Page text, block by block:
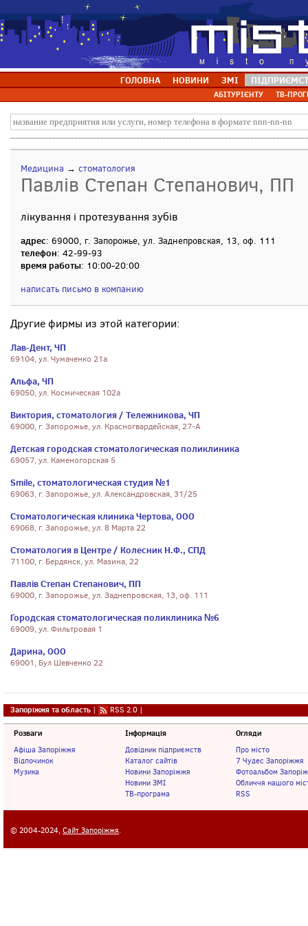
ГОЛОВНА НОВИНИ ЗМІ
АБІТУРІЄНТУ ТВ-
Медицина → стоматология
Павлів Степан Степанович, ПП
лікування і протезування зубів
адрес: 69000, г. Запорожье, ул. Заднепровская, 13, оф. 111
телефон: 42-99-93
время работы: 10:00-20:00
написать письмо в компанию
Другие фирмы из этой категории:
Лав-Дент, ЧП
69104, ул. Чумаченко 21а
Альфа, ЧП
69050, ул. Космическая 102а
Виктория, стоматология / Тележникова, ЧП
69000, г. Запорожье, ул. Красногвардейская, 27-А
Детская городская стоматологическая поликлиника
69057, ул. Каменогорская 5
Smile, стоматологическая студия №1
69063, г. Запорожье, ул. Александровская, 31/25
Стоматологическая клиника Чертова, ООО
69068, г. Запорожье, ул. 8 Марта 22
Стоматология в Центре / Колесник Н.Ф., СПД
71100, г. Бердянск, ул. Мазина, 22
Павлів Степан Степанович, ПП
69000, г. Запорожье, ул. Заднепровская, 13, оф. 111
Городская стоматологическая поликлиника №6
69009, ул. Фильтровая 1
Дарина, ООО
69001, Бул Шевченко 22
Запоріжжя та область | RSS 2.0 |
Розваги
Афіша Запоріжжя
Відпочинок
Музика
Інформація
Довідник підприємств
Каталог сайтів
Новини Запоріжжя
Новини ЗМІ
ТВ-програма
Огляди
Про місто
7 Чудес Запоріжжя
Фотоальбом
Обличчя нашого
RSS
© 2004-2024, Сайт Запоріжжя.